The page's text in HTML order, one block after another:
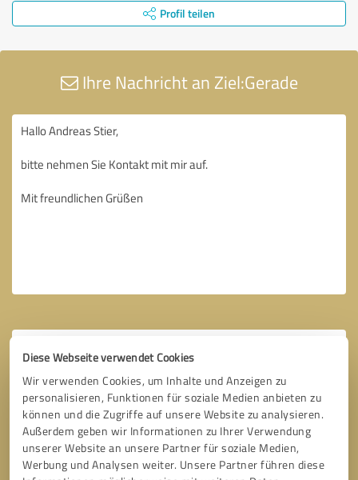
Diese Webseite verwendet Cookies
Wir verwenden Cookies, um Inhalte und Anzeigen zu
personalisieren, Funktionen für soziale Medien anbieten zu
können und die Zugriffe auf unsere Website zu analysieren.
Außerdem geben wir Informationen zu Ihrer Verwendung
unserer Website an unsere Partner für soziale Medien,
Werbung und Analysen weiter. Unsere Partner führen diese
Profil teilen
Ihre Nachricht an Ziel:Gerade
Bitte um Rückruf * Erforderliche Angaben